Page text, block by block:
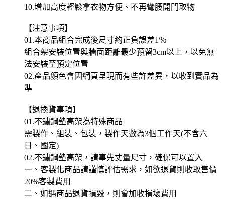
10.增加高度輕鬆拿衣物方便、不再彎腰開門取物
【注意事項】
01.本商品組合完成後尺寸約正負誤差1％
組合架安裝位置與牆面距離最少預留3cm以上，以免無
法安裝至預定位置
02.產品顏色會因網頁呈現而有些許差異，以收到實品為
準
【退換貨事項】
01.不鏽鋼墊高架為特殊商品
需製作、組裝、包裝，製作天數為3個工作天(不含六
日、國定)
02.不鏽鋼墊高架，請事先丈量尺寸，確保可以置入
一、客製化商品請謹慎評估需求，如欲退貨則收取售價
20%客製費用
二、如遇商品退貨損毀，則會加收損壞費用